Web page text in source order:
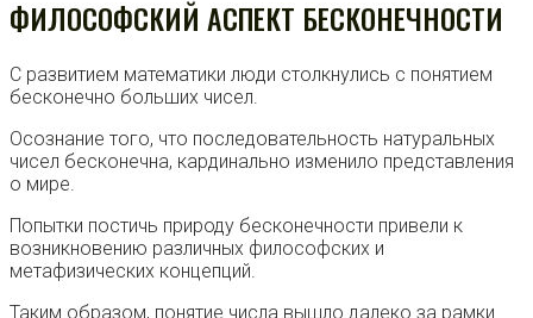
ФИЛОСОФСКИЙ АСПЕКТ БЕСКОНЕЧНОСТИ
С развитием математики люди столкнулись с понятием
бесконечно больших чисел.
Осознание того, что последовательность натуральных
чисел бесконечна, кардинально изменило представления
о мире.
Попытки постичь природу бесконечности привели к
возникновению различных философских и
метафизических концепций.
Таким образом, понятие числа вышло далеко за рамки